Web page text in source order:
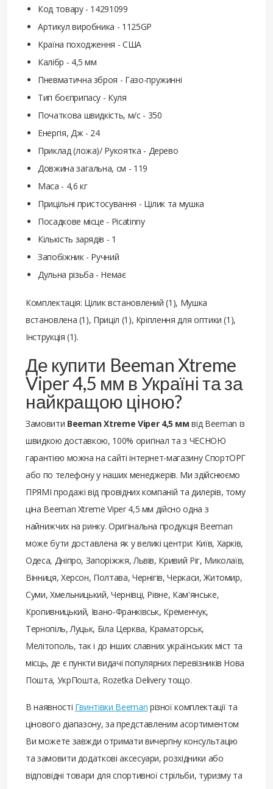
Код товару - 14291099
Артикул виробника - 1125GP
Країна походження - США
Калібр - 4,5 мм
Пневматична зброя - Газо-пружинні
Тип боєприпасу - Куля
Початкова швидкість, м/с - 350
Енергія, Дж - 24
Приклад (ложа)/ Рукоятка - Дерево
Довжина загальна, см - 119
Маса - 4,6 кг
Прицільні пристосування - Цілик та мушка
Посадкове місце - Picatinny
Кількість зарядів - 1
Запобіжник - Ручний
Дульна різьба - Немає
Комплектація: Цілик встановлений (1), Мушка
встановлена (1), Приціл (1), Кріплення для оптики (1),
Інструкція (1).
Де купити Beeman Xtreme
Viper 4,5 мм в Україні та за
найкращою ціною?
Замовити Beeman Xtreme Viper 4,5 мм від Beeman із
швидкою доставкою, 100% оригінал та з ЧЕСНОЮ
гарантією можна на сайті інтернет-магазину СпортОРГ
або по телефону у наших менеджерів. Ми здійснюємо
ПРЯМІ продажі від провідних компаній та дилерів, тому
ціна Beeman Xtreme Viper 4,5 мм дійсно одна з
найнижчих на ринку. Оригінальна продукція Beeman
може бути доставлена ​​як у великі центри: Київ, Харків,
Одеса, Дніпро, Запоріжжя, Львів, Кривий Ріг, Миколаїв,
Вінниця, Херсон, Полтава, Чернігів, Черкаси, Житомир,
Суми, Хмельницький, Чернівці, Рівне, Кам'янське,
Кропивницький, Івано-Франківськ, Кременчук,
Тернопіль, Луцьк, Біла Церква, Краматорськ,
Мелітополь, так і до інших славних українських міст та
місць, де є пункти видачі популярних перевізників Нова
Пошта, УкрПошта, Rozetka Delivery тощо.
В наявності Гвинтівки Beeman різної комплектації та
цінового діапазону, за представленим асортиментом
Ви можете завжди отримати вичерпну консультацію
та замовити додаткові аксесуари, розхідники або
відповідні товари для спортивної стрільби, туризму та